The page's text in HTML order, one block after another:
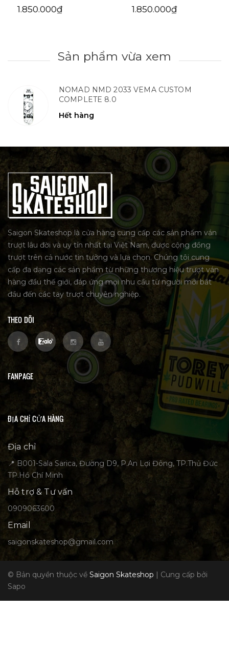
1.850.000₫ 1.850.000₫
Sản phẩm vừa xem
NOMAD NMD 2033 VEMA CUSTOM
COMPLETE 8.0
Hết hàng
Saigon Skateshop là cửa hàng cung cấp các sản phẩm ván
trượt lâu đời và uy tín nhất tại Việt Nam, được cộng đồng
trượt trên cả nước tin tưởng và lựa chọn. Chúng tôi cung
cấp đa dạng các sản phẩm từ những thương hiệu trượt ván
hàng đầu thế giới, đáp ứng mọi nhu cầu từ người mới bắt
đầu đến các tay trượt chuyên nghiệp.
THEO DÕI
FANPAGE
ĐỊA CHỈ CỬA HÀNG
Địa chỉ
📍 B001-Sala Sarica, Đường D9, P.An Lợi Đông, TP.Thủ Đức
TP.Hồ Chí Minh
Hỗ trợ & Tư vấn
0909063600
Email
saigonskateshop@gmail.com
© Bản quyền thuộc về Saigon Skateshop | Cung cấp bởi
Sapo